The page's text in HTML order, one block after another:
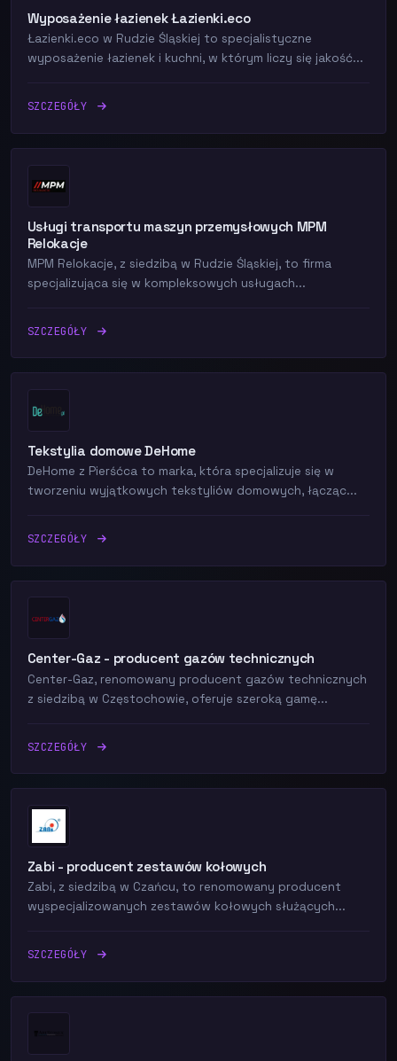
Wyposażenie łazienek Łazienki.eco
Łazienki.eco w Rudzie Śląskiej to specjalistyczne
wyposażenie łazienek i kuchni, w którym liczy się jakość...
SZCZEGÓŁY
Usługi transportu maszyn przemysłowych MPM
Relokacje
MPM Relokacje, z siedzibą w Rudzie Śląskiej, to firma
specjalizująca się w kompleksowych usługach...
SZCZEGÓŁY
Tekstylia domowe DeHome
DeHome z Pierśćca to marka, która specjalizuje się w
tworzeniu wyjątkowych tekstyliów domowych, łącząc...
SZCZEGÓŁY
Center-Gaz - producent gazów technicznych
Center-Gaz, renomowany producent gazów technicznych
z siedzibą w Częstochowie, oferuje szeroką gamę...
SZCZEGÓŁY
Zabi - producent zestawów kołowych
Zabi, z siedzibą w Czańcu, to renomowany producent
wyspecjalizowanych zestawów kołowych służących...
SZCZEGÓŁY